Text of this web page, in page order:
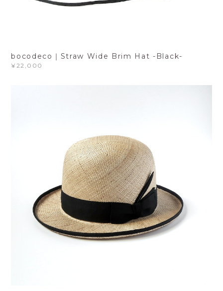
bocodeco｜Straw Wide Brim Hat -Black-
¥22,000